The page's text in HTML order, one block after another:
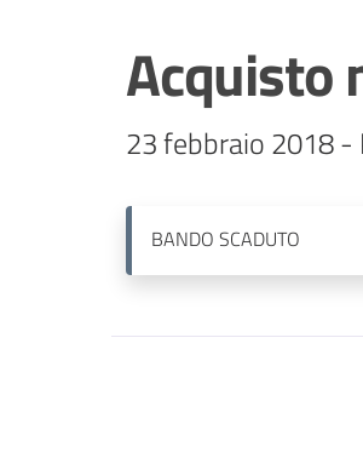
Acquisto
23 febbraio 2018 -
BANDO SCADUTO